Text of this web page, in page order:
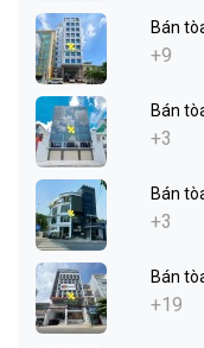
Bán
+9
Bán
+3
Bán
+3
Bán
+19